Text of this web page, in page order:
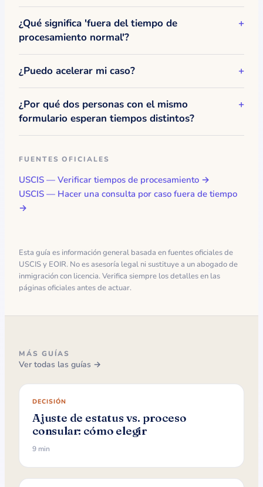
¿Qué significa 'fuera del tiempo de
procesamiento normal'?
¿Puedo acelerar mi caso?
¿Por qué dos personas con el mismo
formulario esperan tiempos distintos?
FUENTES OFICIALES
USCIS — Verificar tiempos de procesamiento →
USCIS — Hacer una consulta por caso fuera de tiempo
→
Esta guía es información general basada en fuentes oficiales de
USCIS y EOIR. No es asesoría legal ni sustituye a un abogado de
inmigración con licencia. Verifica siempre los detalles en las
páginas oficiales antes de actuar.
MÁS GUÍAS
Ver todas las guías →
DECISIÓN
Ajuste de estatus vs. proceso
consular: cómo elegir
9 min